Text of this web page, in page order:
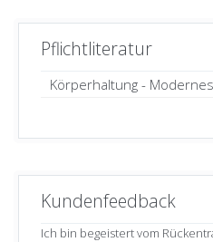
Pflichtliteratur
Körperhaltung -
Kundenfeedback
Ich bin begeistert vom